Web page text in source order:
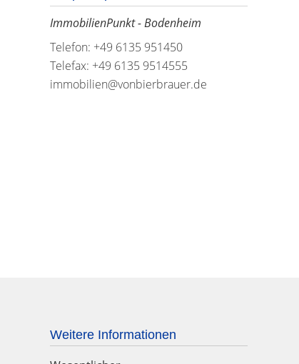
ImmobilienPunkt - Bodenheim
Telefon: +49 6135 951450
Telefax: +49 6135 9514555
immobilien@vonbierbrauer.de
Weitere Informationen